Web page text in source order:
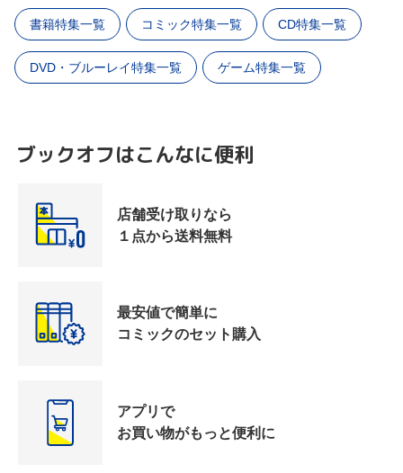
書籍特集一覧 コミック特集一覧 CD特集一覧
DVD・ブルーレイ特集一覧 ゲーム特集一覧
ブックオフはこんなに便利
店舗受け取りなら
１点から送料無料
最安値で簡単に
コミックのセット購入
アプリで
お買い物がもっと便利に